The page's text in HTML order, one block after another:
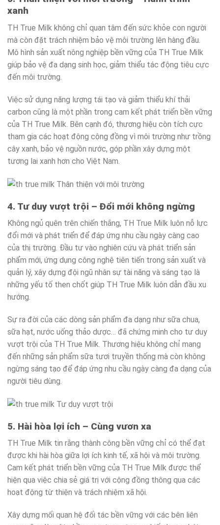
xanh
TH True Milk không chỉ quan tâm đến sức khỏe con người
mà còn đặt trách nhiệm bảo vệ môi trường lên hàng đầu.
Mô hình sản xuất nông nghiệp bền vững của TH True Milk
giúp bảo vệ đa dạng sinh học, giảm thiểu tác động tiêu cực
đến môi trường.
Việc sử dụng năng lượng tái tạo và giảm thiểu khí thải
carbon cũng là một phần trong cam kết phát triển bền vững
của TH True Milk. Bên cạnh đó, thương hiệu còn tích cực
tham gia các hoạt động cộng đồng vì môi trường như trồng
cây xanh, bảo vệ nguồn nước, góp phần xây dựng một
tương lai xanh hơn cho Việt Nam.
4. Tư duy vượt trội – Đổi mới không ngừng
Không ngủ quên trên chiến thắng, TH True Milk luôn nỗ lực
đổi mới và phát triển để đáp ứng nhu cầu ngày càng cao
của thị trường. Đầu tư vào nghiên cứu và phát triển sản
phẩm mới, ứng dụng công nghệ tiên tiến trong sản xuất và
quản lý, xây dựng đội ngũ nhân sự tài năng và sáng tạo là
những yếu tố then chốt giúp TH True Milk luôn dẫn đầu xu
hướng.
Sự ra đời của các dòng sản phẩm đa dạng như sữa chua,
sữa hạt, nước uống thảo dược… đã chứng minh cho tư duy
vượt trội của TH True Milk. Thương hiệu không chỉ mang
đến những sản phẩm sữa tươi truyền thống mà còn không
ngừng sáng tạo để đáp ứng nhu cầu ngày càng đa dạng của
người tiêu dùng.
5. Hài hòa lợi ích – Cùng vươn xa
TH True Milk tin rằng thành công bền vững chỉ có thể đạt
được khi hài hòa giữa lợi ích kinh tế, xã hội và môi trường.
Cam kết phát triển bền vững của TH True Milk được thể
hiện qua việc chia sẻ giá trị với cộng đồng thông qua các
hoạt động từ thiện và trách nhiệm xã hội.
Xây dựng mối quan hệ đối tác bền vững với các bên liên